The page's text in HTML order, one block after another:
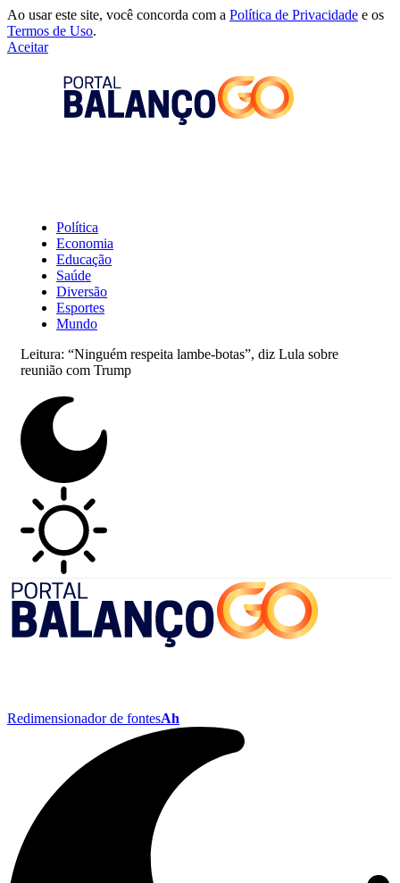
Ao usar este site, você concorda com a Política de Privacidade e os
Termos de Uso.
Aceitar
Política
Economia
Educação
Saúde
Diversão
Esportes
Mundo
Leitura: “Ninguém respeita lambe-botas”, diz Lula sobre
reunião com Trump
Redimensionador de fontesAh